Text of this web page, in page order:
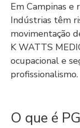
Em Campinas e
Indústrias têm
movimentação
K WATTS
ocupacional e
profissionalismo.
O que é